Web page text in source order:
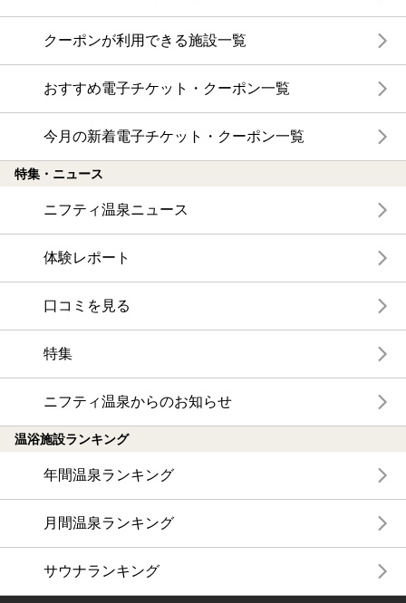
クーポンが利用できる施設一覧
おすすめ電子チケット・クーポン一覧
今月の新着電子チケット・クーポン一覧
特集・ニュース
ニフティ温泉ニュース
体験レポート
口コミを見る
特集
ニフティ温泉からのお知らせ
温浴施設ランキング
年間温泉ランキング
月間温泉ランキング
サウナランキング